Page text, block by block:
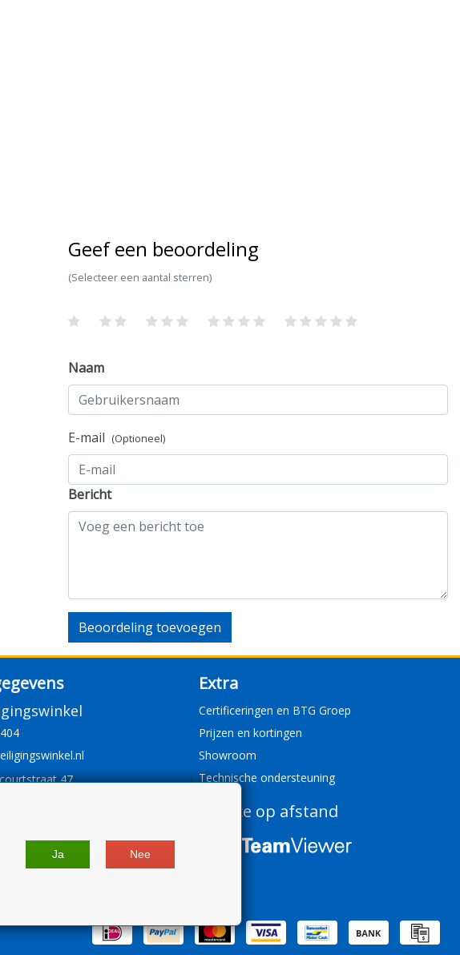
Geef een beoordeling
(Selecteer een aantal sterren)
Naam
E-mail (Optioneel)
Bericht
Beoordeling toevoegen
47
Extra
Certificeringen en BTG Groep
Prijzen en kortingen
Showroom
Technische ondersteuning
Service op afstand
Ja Nee